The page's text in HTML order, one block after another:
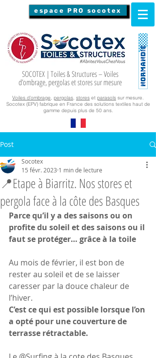
espace PRO socotex
SOCOTEX | Toiles & Structures – Voiles
d’ombrage, pergolas et stores sur mesure
Voiles d’ombrage, pergolas, stores et parasols sur mesure.
Socotex (EPV) fabrique en France des solutions textiles haut de
gamme depuis plus de 50 ans.
Post
📍Etape à Biarritz. Nos stores et
pergola face à la côte des Basques
Socotex
15 févr. 2023 1 min de lecture
Parce qu’il y a des saisons ou on
profite du soleil et des saisons ou il
faut se protéger… grâce à la toile
Au mois de février, il est bon de
rester au soleil et de se laisser
caresser par la douce chaleur de
l’hiver.
C’est ce qui est possible lorsque l’on
a opté pour une couverture de
terrasse rétractable.